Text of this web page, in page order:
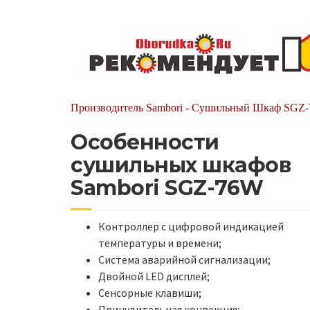
Производитель Sambori - Сушильный Шкаф
Особенности
сушильных шкафов
Sambori SGZ-76W
Контроллер с цифровой индикацией
температуры и времени;
Система аварийной сигнализации;
Двойной LED дисплей;
Сенсорные клавиши;